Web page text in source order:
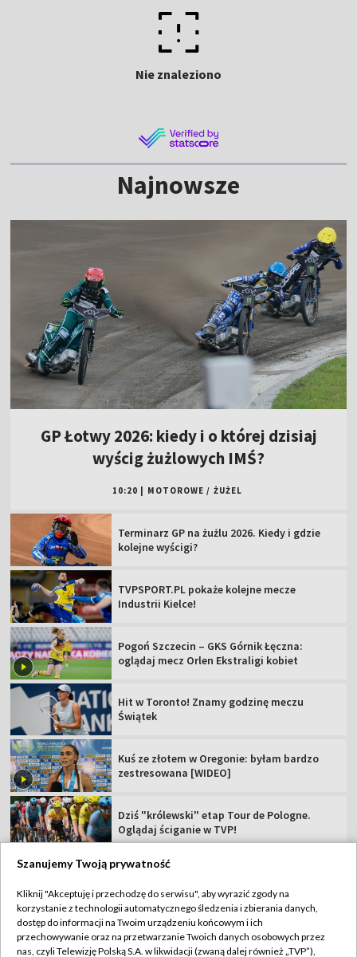
Nie znaleziono
Najnowsze
GP Łotwy 2026: kiedy i o której dzisiaj
wyścig żużlowych IMŚ?
10:20 MOTOROWE / ŻUŻEL
Terminarz GP na żużlu 2026. Kiedy i gdzie
kolejne wyścigi?
TVPSPORT.PL pokaże kolejne mecze
Industrii Kielce!
Pogoń Szczecin – GKS Górnik Łęczna:
oglądaj mecz Orlen Ekstraligi kobiet
Hit w Toronto! Znamy godzinę meczu
Świątek
Kuś ze złotem w Oregonie: byłam bardzo
zestresowana [WIDEO]
Dziś "królewski" etap Tour de Pologne.
Oglądaj ściganie w TVP!
TVP
Abonament TVP
Regulamin TVP
Szanujemy Twoją prywatność
Kliknij "Akceptuję i przechodzę do serwisu", aby wyrazić zgody na
korzystanie z technologii automatycznego śledzenia i zbierania danych,
dostęp do informacji na Twoim urządzeniu końcowym i ich
przechowywanie oraz na przetwarzanie Twoich danych osobowych przez
nas, czyli Telewizję Polską S.A. w likwidacji (zwaną dalej również „TVP”),